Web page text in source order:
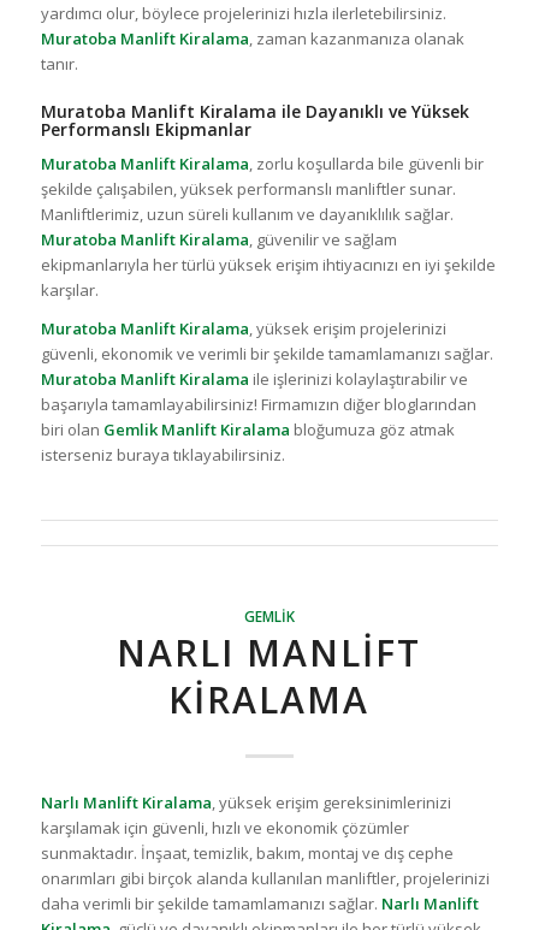
yardımcı olur, böylece projelerinizi hızla ilerletebilirsiniz.
Muratoba Manlift Kiralama, zaman kazanmanıza olanak
tanır.
Muratoba Manlift Kiralama ile Dayanıklı ve Yüksek
Performanslı Ekipmanlar
Muratoba Manlift Kiralama, zorlu koşullarda bile güvenli bir
şekilde çalışabilen, yüksek performanslı manliftler sunar.
Manliftlerimiz, uzun süreli kullanım ve dayanıklılık sağlar.
Muratoba Manlift Kiralama, güvenilir ve sağlam
ekipmanlarıyla her türlü yüksek erişim ihtiyacınızı en iyi şekilde
karşılar.
Muratoba Manlift Kiralama, yüksek erişim projelerinizi
güvenli, ekonomik ve verimli bir şekilde tamamlamanızı sağlar.
Muratoba Manlift Kiralama ile işlerinizi kolaylaştırabilir ve
başarıyla tamamlayabilirsiniz! Firmamızın diğer bloglarından
biri olan Gemlik Manlift Kiralama bloğumuza göz atmak
isterseniz buraya tıklayabilirsiniz.
GEMLIK
NARLI MANLIFT
KIRALAMA
Narlı Manlift Kiralama, yüksek erişim gereksinimlerinizi
karşılamak için güvenli, hızlı ve ekonomik çözümler
sunmaktadır. İnşaat, temizlik, bakım, montaj ve dış cephe
onarımları gibi birçok alanda kullanılan manliftler, projelerinizi
daha verimli bir şekilde tamamlamanızı sağlar. Narlı Manlift